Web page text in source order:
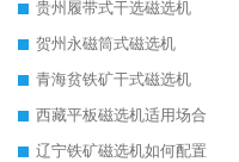
贵州履带式干选磁选机
贺州永磁筒式磁选机
青海贫铁矿干式磁选机
西藏平板磁选机适用场合
辽宁铁矿磁选机如何配置